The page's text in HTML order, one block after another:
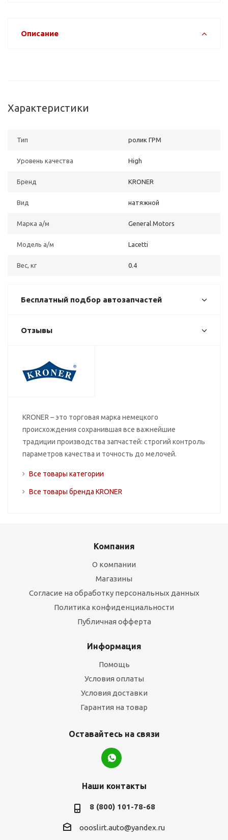
Описание
Характеристики
Тип ролик ГРМ
Уровень качества High
Бренд KRONER
Вид натяжной
Марка а/м General Motors
Модель а/м Lacetti
Вес, кг 0.4
Бесплатный подбор автозапчастей
Отзывы
KRONER – это торговая марка немецкого
происхождения сохранившая все важнейшие
традиции производства запчастей: строгий контроль
параметров качества и точность до мелочей.
Все товары категории
Все товары бренда KRONER
Компания
О компании
Магазины
Согласие на обработку персональных данных
Политика конфиденциальности
Публичная офферта
Информация
Помощь
Условия оплаты
Условия доставки
Гарантия на товар
Оставайтесь на связи
Наши контакты
8 (800) 101-78-68
oooslirt.auto@yandex.ru